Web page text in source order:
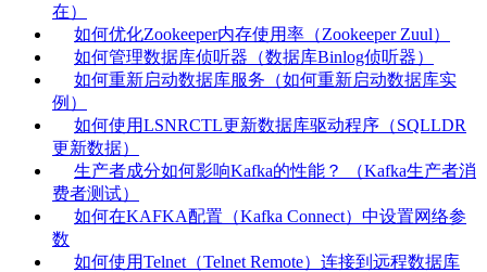
在）
如何优化Zookeeper内存使用率（Zookeeper Zuul）
如何管理数据库侦听器（数据库Binlog侦听器）
如何重新启动数据库服务（如何重新启动数据库实
例）
如何使用LSNRCTL更新数据库驱动程序（SQLLDR
更新数据）
生产者成分如何影响Kafka的性能？ （Kafka生产者消
费者测试）
如何在KAFKA配置（Kafka Connect）中设置网络参
数
如何使用Telnet（Telnet Remote）连接到远程数据库